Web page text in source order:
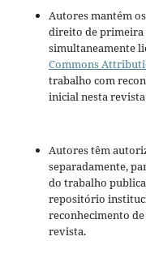
Autores mantém
direito de primeira
simultaneamente
Commons
trabalho com
inicial nesta
Autores têm
separadamente,
do trabalho
repositório
reconhecimento
revista.